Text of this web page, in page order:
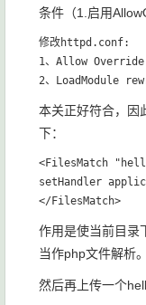
条件（1.启用
修改httpd.conf:
1、Allow
本关正好符合，因
下：
<FilesMatch
setHandler
作用是使当前目录
当作php文件解析。
然后再上传一个